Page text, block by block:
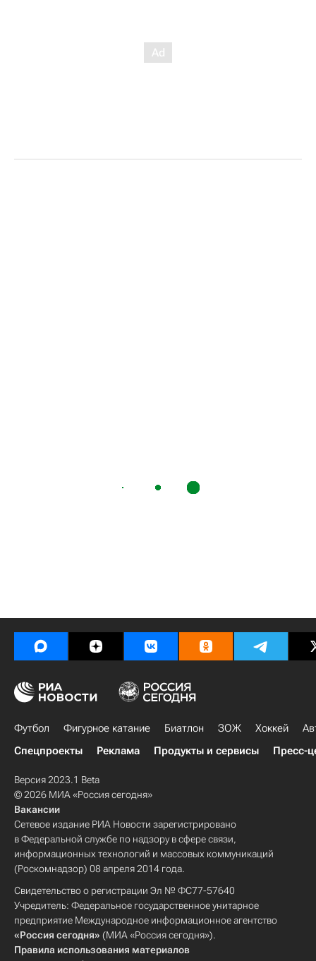
Футбол Фигурное катание Биатлон ЗОЖ Хоккей
Спецпроекты
Реклама Продукты и сервисы Пресс-
Версия 2023.1 Beta
© 2026 МИА «Россия сегодня»
Вакансии
Сетевое издание РИА Новости зарегистрировано
в Федеральной службе по надзору в сфере связи,
информационных технологий и массовых коммуникаций
(Роскомнадзор) 08 апреля 2014 года.
Свидетельство о регистрации Эл № ФС77-57640
Учредитель: Федеральное государственное унитарное
предприятие Международное информационное агентство
«Россия сегодня» (МИА «Россия сегодня»).
Правила использования материалов